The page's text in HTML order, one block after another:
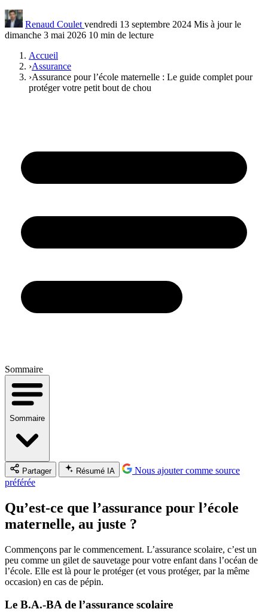
Renaud Coulet vendredi 13 septembre 2024 Mis à jour le
dimanche 3 mai 2026 10 min de lecture
Accueil
›Assurance
›Assurance pour l’école maternelle : Le guide complet pour
protéger votre petit bout de chou
Sommaire
Sommaire
Partager Résumé IA
Nous ajouter comme source
préférée
Qu’est-ce que l’assurance pour l’école
maternelle, au juste ?
Commençons par le commencement. L’assurance scolaire, c’est un
peu comme un gilet de sauvetage pour votre enfant dans l’océan de
l’école. Elle est là pour le protéger (et vous protéger, par la même
occasion) en cas de pépin.
Le B.A.-BA de l’assurance scolaire